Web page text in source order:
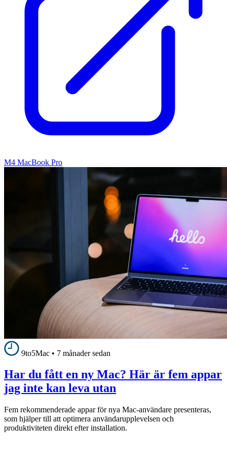
M4 MacBook Pro
9to5Mac • 7 månader sedan
Har du fått en ny Mac? Här är fem appar
jag inte kan leva utan
Fem rekommenderade appar för nya Mac-användare presenteras,
som hjälper till att optimera användarupplevelsen och
produktiviteten direkt efter installation.